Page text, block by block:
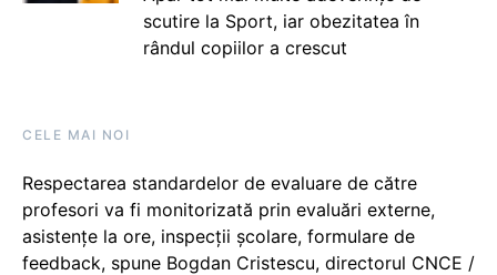
scutire la Sport, iar obezitatea în
rândul copiilor a crescut
CELE MAI NOI
Respectarea standardelor de evaluare de către
profesori va fi monitorizată prin evaluări externe,
asistențe la ore, inspecții școlare, formulare de
feedback, spune Bogdan Cristescu, directorul CNCE /